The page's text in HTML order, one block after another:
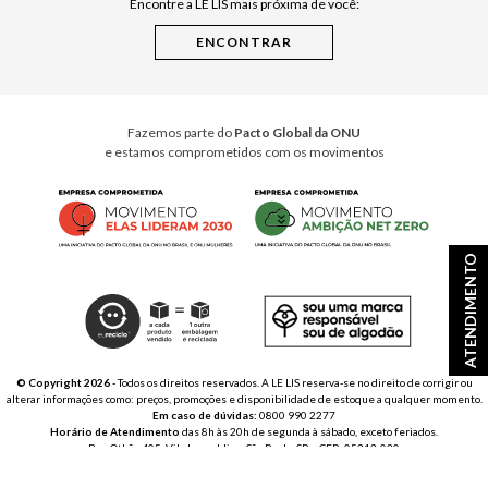
ATENDIMENTO
Cuidados CasaEncontre a LE LIS mais próxima de você:
Fazemos parte do Pacto Global da ONU
e estamos comprometidos com os movimentos
© Copyright 2026- Todos os direitos reservados. A LE LIS reserva-se no direito de corrigir ou
alterar informações como: preços, promoções e disponibilidade de estoque a qualquer momento.
Em caso de dúvidas: 0800 990 2277
Horário de Atendimento das 8h às 20h de segunda à sábado, exceto feriados.
Rua Othão 405, Vila Leopoldina, São Paulo, SP – CEP: 05313-020